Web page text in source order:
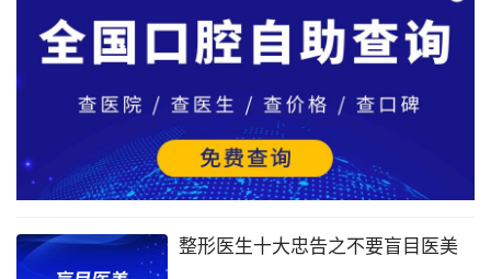
整形医生十大忠告之不要盲目医美